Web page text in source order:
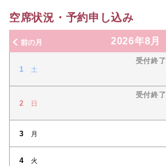
空席状況・予約申し込み
前の月 2026年8月
1 土
受付終了
2 日
受付終了
3 月
4 火